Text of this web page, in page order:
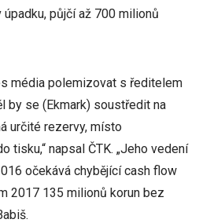
půjčí až 700 milionů
média polemizovat s ředitelem
by se (Ekmark) soustředit na
určité rezervy, místo
tisku,“ napsal ČTK. „Jeho vedení
očekává chybějící cash flow
2017 135 milionů korun bez